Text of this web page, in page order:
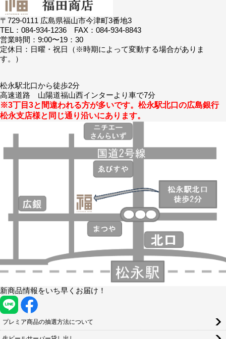
〒729-0111 広島県福山市今津町3番地3
TEL：084-934-1236 FAX：084-934-8843
営業時間：9:00〜19：30
定休日：日曜・祝日（※時期によって変動する場合がありま
す。）
松永駅北口から徒歩2分
高速道路 山陽道福山西インターより車で7分
※3丁目3と間違われる方が多いです。松永駅北口の広島銀行
松永支店様と同じ通り沿いにあります。
新商品情報をいち早くお届け！
プレミア商品の抽選方法について